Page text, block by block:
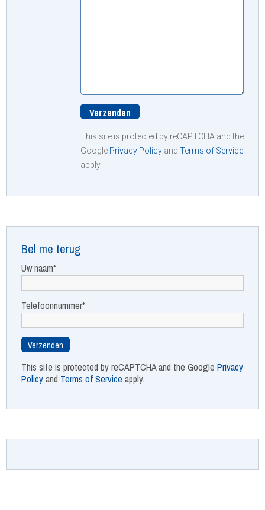
This site is protected by reCAPTCHA and the
Google Privacy Policy and Terms of Service
apply.
Bel me terug
Uw naam*
Telefoonnummer*
This site is protected by reCAPTCHA and the Google Privacy
Policyand Terms of Service apply.